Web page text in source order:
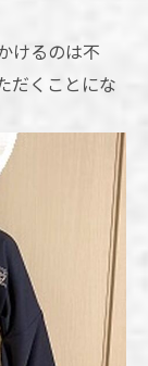
けるのは不
だくことにな